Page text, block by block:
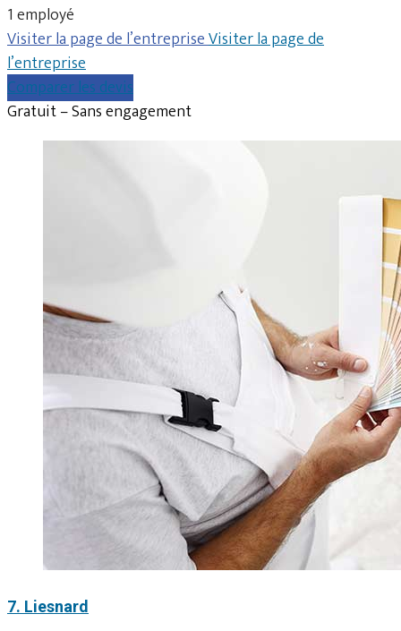
1 employé
Visiter la page de l’entrepriseVisiter la page de
l’entreprise
Comparer les devis
Gratuit – Sans engagement
7. Liesnard